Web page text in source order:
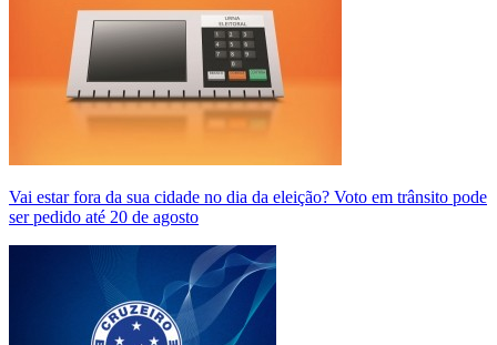
Vai estar fora da sua cidade no dia da eleição? Voto em trânsito pode
ser pedido até 20 de agosto